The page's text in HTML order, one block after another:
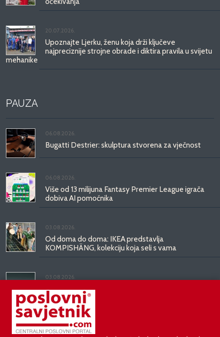
20.07.2026.
Upoznajte Ljerku, ženu koja drži ključeve
najpreciznije strojne obrade i diktira pravila u svijetu
mehanike
PAUZA
06.08.2026.
Bugatti Destrier: skulptura stvorena za vječnost
06.08.2026.
Više od 13 milijuna Fantasy Premier League igrača
dobiva AI pomoćnika
03.08.2026.
Od doma do doma: IKEA predstavlja
KOMPISHÄNG, kolekciju koja seli s vama
03.08.2026.
Kineski BYD predstavio luksuznu limuzinu veću od
Mercedesove S-klase, obećava domet do 1.000
kilometara